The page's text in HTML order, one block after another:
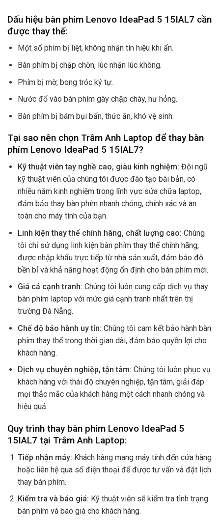
Dấu hiệu bàn phím Lenovo IdeaPad 5 15IAL7 cần
được thay thế:
Một số phím bị liệt, không nhận tín hiệu khi ấn.
Bàn phím bị chập chờn, lúc nhận lúc không.
Phím bị mờ, bong tróc ký tự.
Nước đổ vào bàn phím gây chập cháy, hư hỏng.
Bàn phím bị bám bụi bẩn, thức ăn, khó vệ sinh.
Tại sao nên chọn Trâm Anh Laptop để thay bàn
phím Lenovo IdeaPad 5 15IAL7?
Kỹ thuật viên tay nghề cao, giàu kinh nghiệm: Đội ngũ
kỹ thuật viên của chúng tôi được đào tạo bài bản, có
nhiều năm kinh nghiệm trong lĩnh vực sửa chữa laptop,
đảm bảo thay bàn phím nhanh chóng, chính xác và an
toàn cho máy tính của bạn.
Linh kiện thay thế chính hãng, chất lượng cao: Chúng
tôi chỉ sử dụng linh kiện bàn phím thay thế chính hãng,
được nhập khẩu trực tiếp từ nhà sản xuất, đảm bảo độ
bền bỉ và khả năng hoạt động ổn định cho bàn phím mới.
Giá cả cạnh tranh: Chúng tôi luôn cung cấp dịch vụ thay
bàn phím laptop với mức giá cạnh tranh nhất trên thị
trường Đà Nẵng.
Chế độ bảo hành uy tín: Chúng tôi cam kết bảo hành bàn
phím thay thế trong thời gian dài, đảm bảo quyền lợi cho
khách hàng.
Dịch vụ chuyên nghiệp, tận tâm: Chúng tôi luôn phục vụ
khách hàng với thái độ chuyên nghiệp, tận tâm, giải đáp
mọi thắc mắc của khách hàng một cách nhanh chóng và
hiệu quả.
Quy trình thay bàn phím Lenovo IdeaPad 5
15IAL7 tại Trâm Anh Laptop:
Tiếp nhận máy: Khách hàng mang máy tính đến cửa hàng
hoặc liên hệ qua số điện thoại để được tư vấn và đặt lịch
thay bàn phím.
Kiểm tra và báo giá: Kỹ thuật viên sẽ kiểm tra tình trạng
bàn phím và báo giá cho khách hàng.